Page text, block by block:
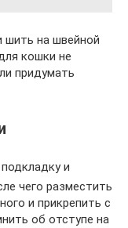
шить на швейной
кошки не
придумать
и
чего разместить
и прикрепить с
об отступе на